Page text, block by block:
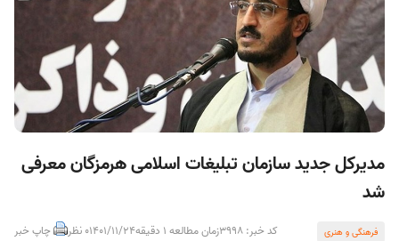
مدیرکل جدید سازمان تبلیغات اسلامی هرمزگان معرفی
شد
فرهنگی و هنری کد خبر: 3998 زمان مطالعه 1 دقیقه 1401/11/240 نظر چاپ خبر